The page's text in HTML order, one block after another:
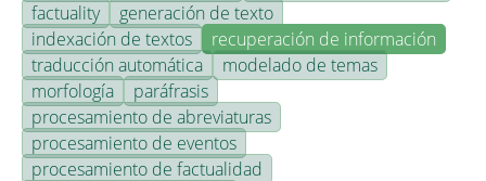
factuality
generación de texto
indexación de textos
recuperación de información
traducción automática
modelado de temas
morfología
paráfrasis
procesamiento de abreviaturas
procesamiento de eventos
procesamiento de factualidad